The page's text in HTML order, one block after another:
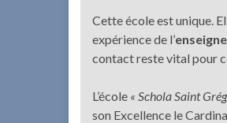
Cette école est unique.
expérience de l’
contact reste vital pour
L’école « Schola Saint
son Excellence le